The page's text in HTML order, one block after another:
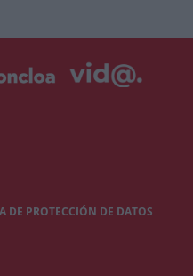
DE PROTECCIÓN DE DATOS